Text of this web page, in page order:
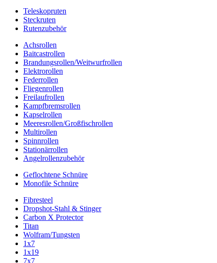
Teleskopruten
Steckruten
Rutenzubehör
Achsrollen
Baitcastrollen
Brandungsrollen/Weitwurfrollen
Elektrorollen
Federrollen
Fliegenrollen
Freilaufrollen
Kampfbremsrollen
Kapselrollen
Meeresrollen/Großfischrollen
Multirollen
Spinnrollen
Stationärrollen
Angelrollenzubehör
Geflochtene Schnüre
Monofile Schnüre
Fibresteel
Dropshot-Stahl & Stinger
Carbon X Protector
Titan
Wolfram/Tungsten
1x7
1x19
7x7